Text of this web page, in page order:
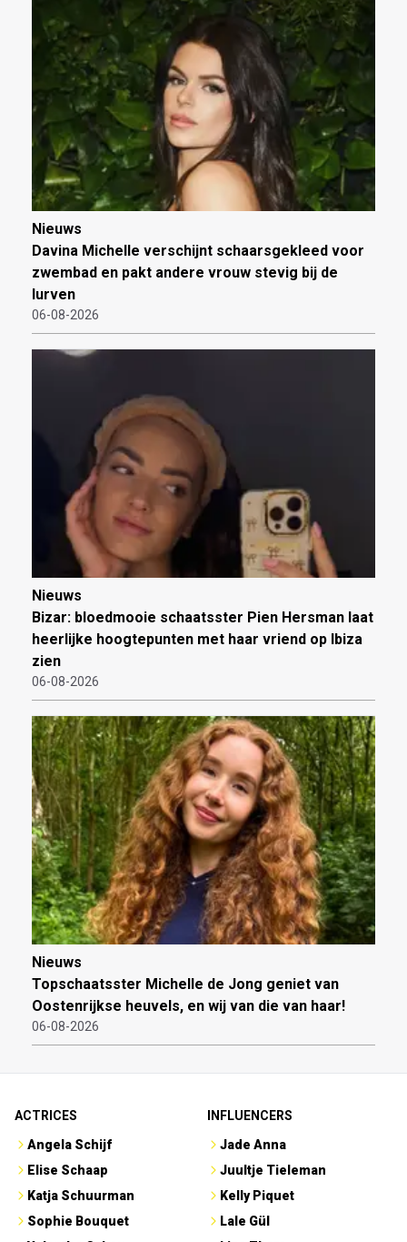
Nieuws
Davina Michelle verschijnt schaarsgekleed voor
zwembad en pakt andere vrouw stevig bij de
lurven
06-08-2026
Nieuws
Bizar: bloedmooie schaatsster Pien Hersman laat
heerlijke hoogtepunten met haar vriend op Ibiza
zien
06-08-2026
Nieuws
Topschaatsster Michelle de Jong geniet van
Oostenrijkse heuvels, en wij van die van haar!
06-08-2026
ACTRICES
Angela Schijf
Elise Schaap
Katja Schuurman
Sophie Bouquet
INFLUENCERS
Jade Anna
Juultje Tieleman
Kelly Piquet
Lale Gül